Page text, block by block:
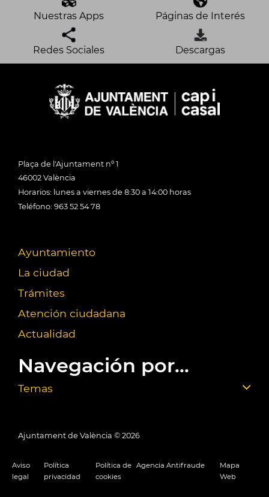
Nuestras Apps Páginas de Interés
Redes Sociales Descargas
Plaça de l'Ajuntament nº 1
46002 València
Horarios: lunes a viernes de 8:30 a 14:00 horas
Teléfono: 963 52 54 78
Ayuntamiento
La ciudad
Trámites
Atención ciudadana
Actualidad
Navegación por...
Temas
Ajuntament de València © 2026
Aviso
legal
Política
privacidad
Política de
cookies
Agencia Antifraude
Mapa
Web